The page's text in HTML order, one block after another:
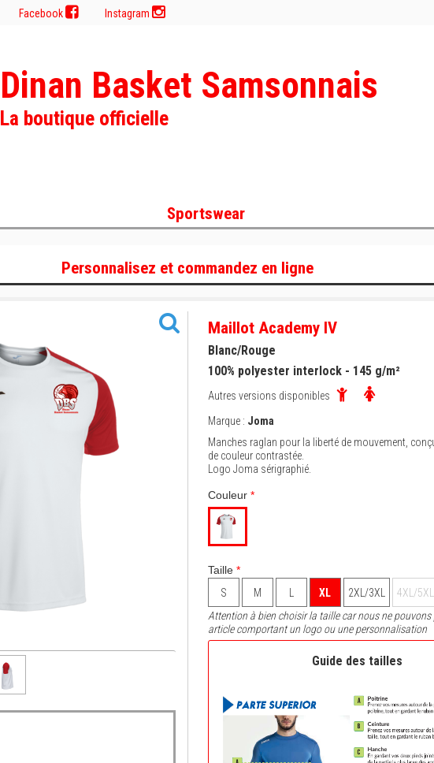
Facebook Instagram
Dinan Basket Samsonnais
La boutique officielle
Sportswear
Personnalisez et commandez en ligne
Maillot Academy IV
Blanc/Rouge
100% polyester interlock - 145 g/m²
Autres versions disponibles
Marque : Joma
Manches raglan pour la liberté de mouvement,
de couleur contrastée.
Logo Joma sérigraphié.
Couleur*
Taille *
S
M XL 2XL/3XL
4XL/5XL
Attention à bien choisir la taille car nous ne pouvons
article comportant un logo ou une personnalisation
Guide des tailles